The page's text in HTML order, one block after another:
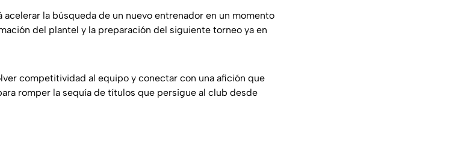
la búsqueda de un nuevo entrenador en un momento
del plantel y la preparación del siguiente torneo ya en
competitividad al equipo y conectar con una afición que
romper la sequía de títulos que persigue al club desde